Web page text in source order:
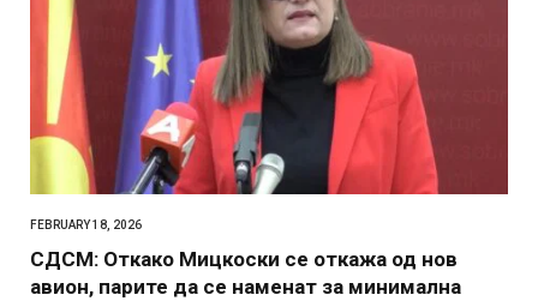
FEBRUARY 18, 2026
СДСМ: Откако Мицкоски се откажа од нов
авион, парите да се наменат за минимална